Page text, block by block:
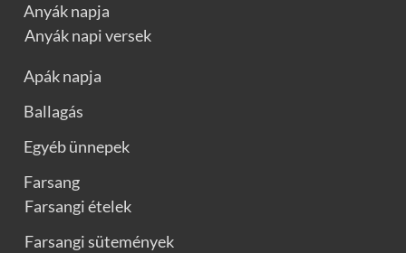
Anyák napja
Anyák napi versek
Apák napja
Ballagás
Egyéb ünnepek
Farsang
Farsangi ételek
Farsangi sütemények